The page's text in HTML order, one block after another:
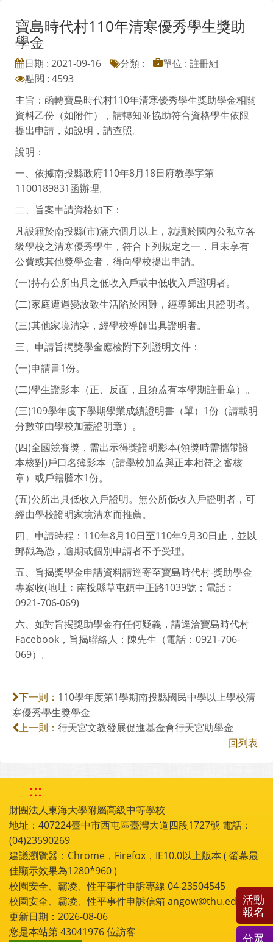
寶島時代村110年清寒優秀學生獎助
學金
日期 : 2021-09-16 分類 :
單位 : 註冊組
點閱 : 4593
主旨：函轉寶島時代村110年清寒優秀學生獎助學金相關
資料乙份（如附件），請轉知並協助符合資格學生依限
提出申請，如說明，請查照。
說明：
一、依據南投縣政府110年8月18日府教學字第
1100189831函辦理。
二、旨案申請資格如下：
凡設籍於南投縣(市)滿六個月以上，就讀於國內公私立各
級學校之清寒優秀學生，符合下列規定之一，且未享有
公費或其他獎學金者，得向學校提出申請。
(一)持有公所出具之低收入戶或中低收入戶證明者。
(二)家庭遭遇變故致生活陷於困難，經導師出具證明者。
(三)其他家境清寒，經學校導師出具證明者。
三、申請旨揭獎學金應檢附下列證明文件：
(一)申請書1份。
(二)學生證影本（正、反面，且須蓋有本學期註冊章）。
(三)109學年度下學期學業成績證明書（單）1份（請載明
分數並由學校加蓋證明章）。
(四)全國競賽獎，需出示得獎證明影本(領獎時需攜帶證
本核對)戶口名簿影本（請學校加蓋與正本相符之審核
章）或戶籍謄本1份。
(五)公所出具低收入戶證明。無公所低收入戶證明者，可
經由學校證明家境清寒而推薦。
四、申請時程：110年8月10日至110年9月30日止，並以
郵戳為憑，逾期或個別申請者不予受理。
五、旨揭獎學金申請資料請逕寄至寶島時代村-獎助學金
專案收(地址︰南投縣草屯鎮中正路1039號；電話︰
0921-706-069)
六、如對旨揭獎助學金有任何疑義，請逕洽寶島時代村
Facebook，旨揭聯絡人：陳先生（電話：0921-706-
069）。
下一則： 110學年度第1學期南投縣國民中學以上學校清
寒優秀學生獎學金
上一則： 行天宮文教發展促進基金會行天宮助學金
回列表
:::
財團法人東海大學附屬高級中等學校
地址：407224臺中市西屯區臺灣大道四段1727號 電話：
(04)23590269
建議瀏覽器：Chrome，Firefox，IE10.0以上版本 ( 螢幕最
佳顯示效果為1280*960 )
校園安全、霸凌、性平事件申訴專線 04-23504545
校園安全、霸凌、性平事件申訴信箱 angow@thu.edu.tw
更新日期：2026-08-06
您是本站第43041976位訪客
活動
報名
分眾